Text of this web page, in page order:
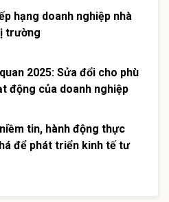
hạng doanh nghiệp nhà
trường
2025: Sửa đổi cho phù
động của doanh nghiệp
tin, hành động thực
để phát triển kinh tế tư